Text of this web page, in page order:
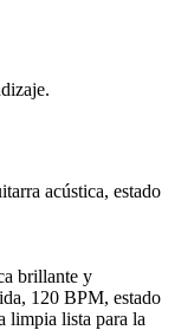
acústica, estado
brillante y
120 BPM, estado
limpia lista para la